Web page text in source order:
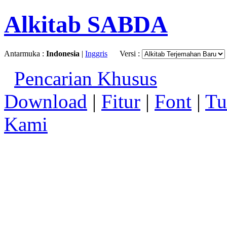
Alkitab SABDA
Antarmuka : Indonesia | Inggris Versi :
Pencarian Khusus
Download | Fitur | Font |
Kami